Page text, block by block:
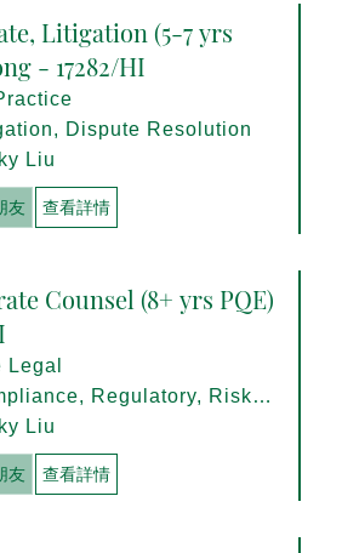
Litigation (5-7 yrs
- 17282/HI
Dispute Resolution
Liu
友 查看詳情
Counsel (8+ yrs PQE)
Regulatory, Risk
Liu
友 查看詳情